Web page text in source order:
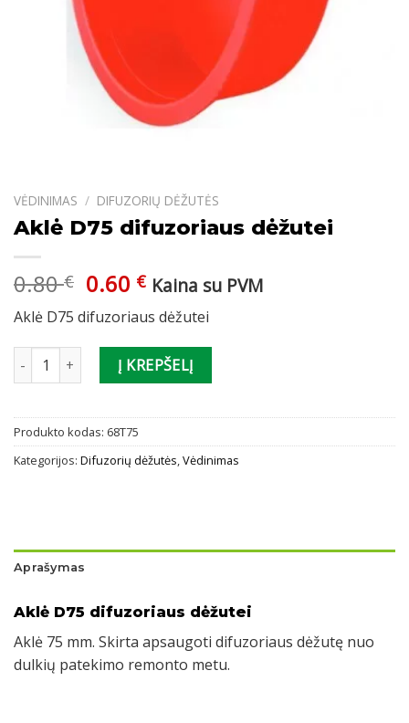
VĖDINIMAS / DIFUZORIŲ DĖŽUTĖS
Aklė D75 difuzoriaus dėžutei
0.80€ Original
price
was:
0.80 €.
0.60 €Current
price
is:
0.60 €.
Kaina su PVM
Aklė D75 difuzoriaus dėžutei
produkto kiekis: Aklė D75 difuzoriaus dėžutei
Į KREPŠELĮ
Produkto kodas: 68T75
Kategorijos: Difuzorių dėžutės,Vėdinimas
Aprašymas
Aklė D75 difuzoriaus dėžutei
Aklė 75 mm. Skirta apsaugoti difuzoriaus dėžutę nuo
dulkių patekimo remonto metu.